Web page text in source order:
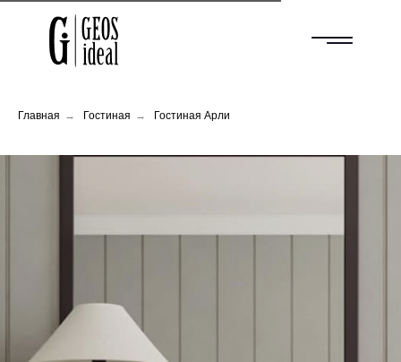
Главная → Гостиная → Гостиная Арли